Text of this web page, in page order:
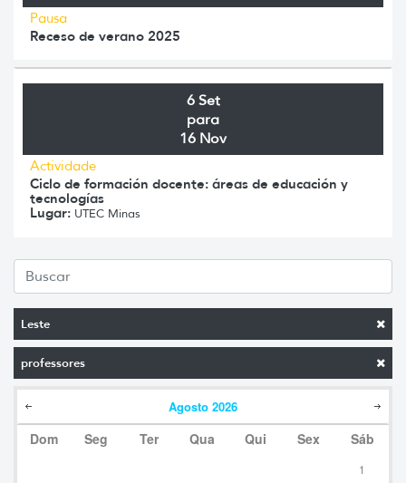
Leste
professores
Agosto 2026
Dom Seg Ter Qua Qui Sex Sáb
1
Pausa
Receso de verano 2025
6 Set
para
16 Nov
Actividade
Ciclo de formación docente: áreas de educación y
tecnologías
Lugar: UTEC Minas